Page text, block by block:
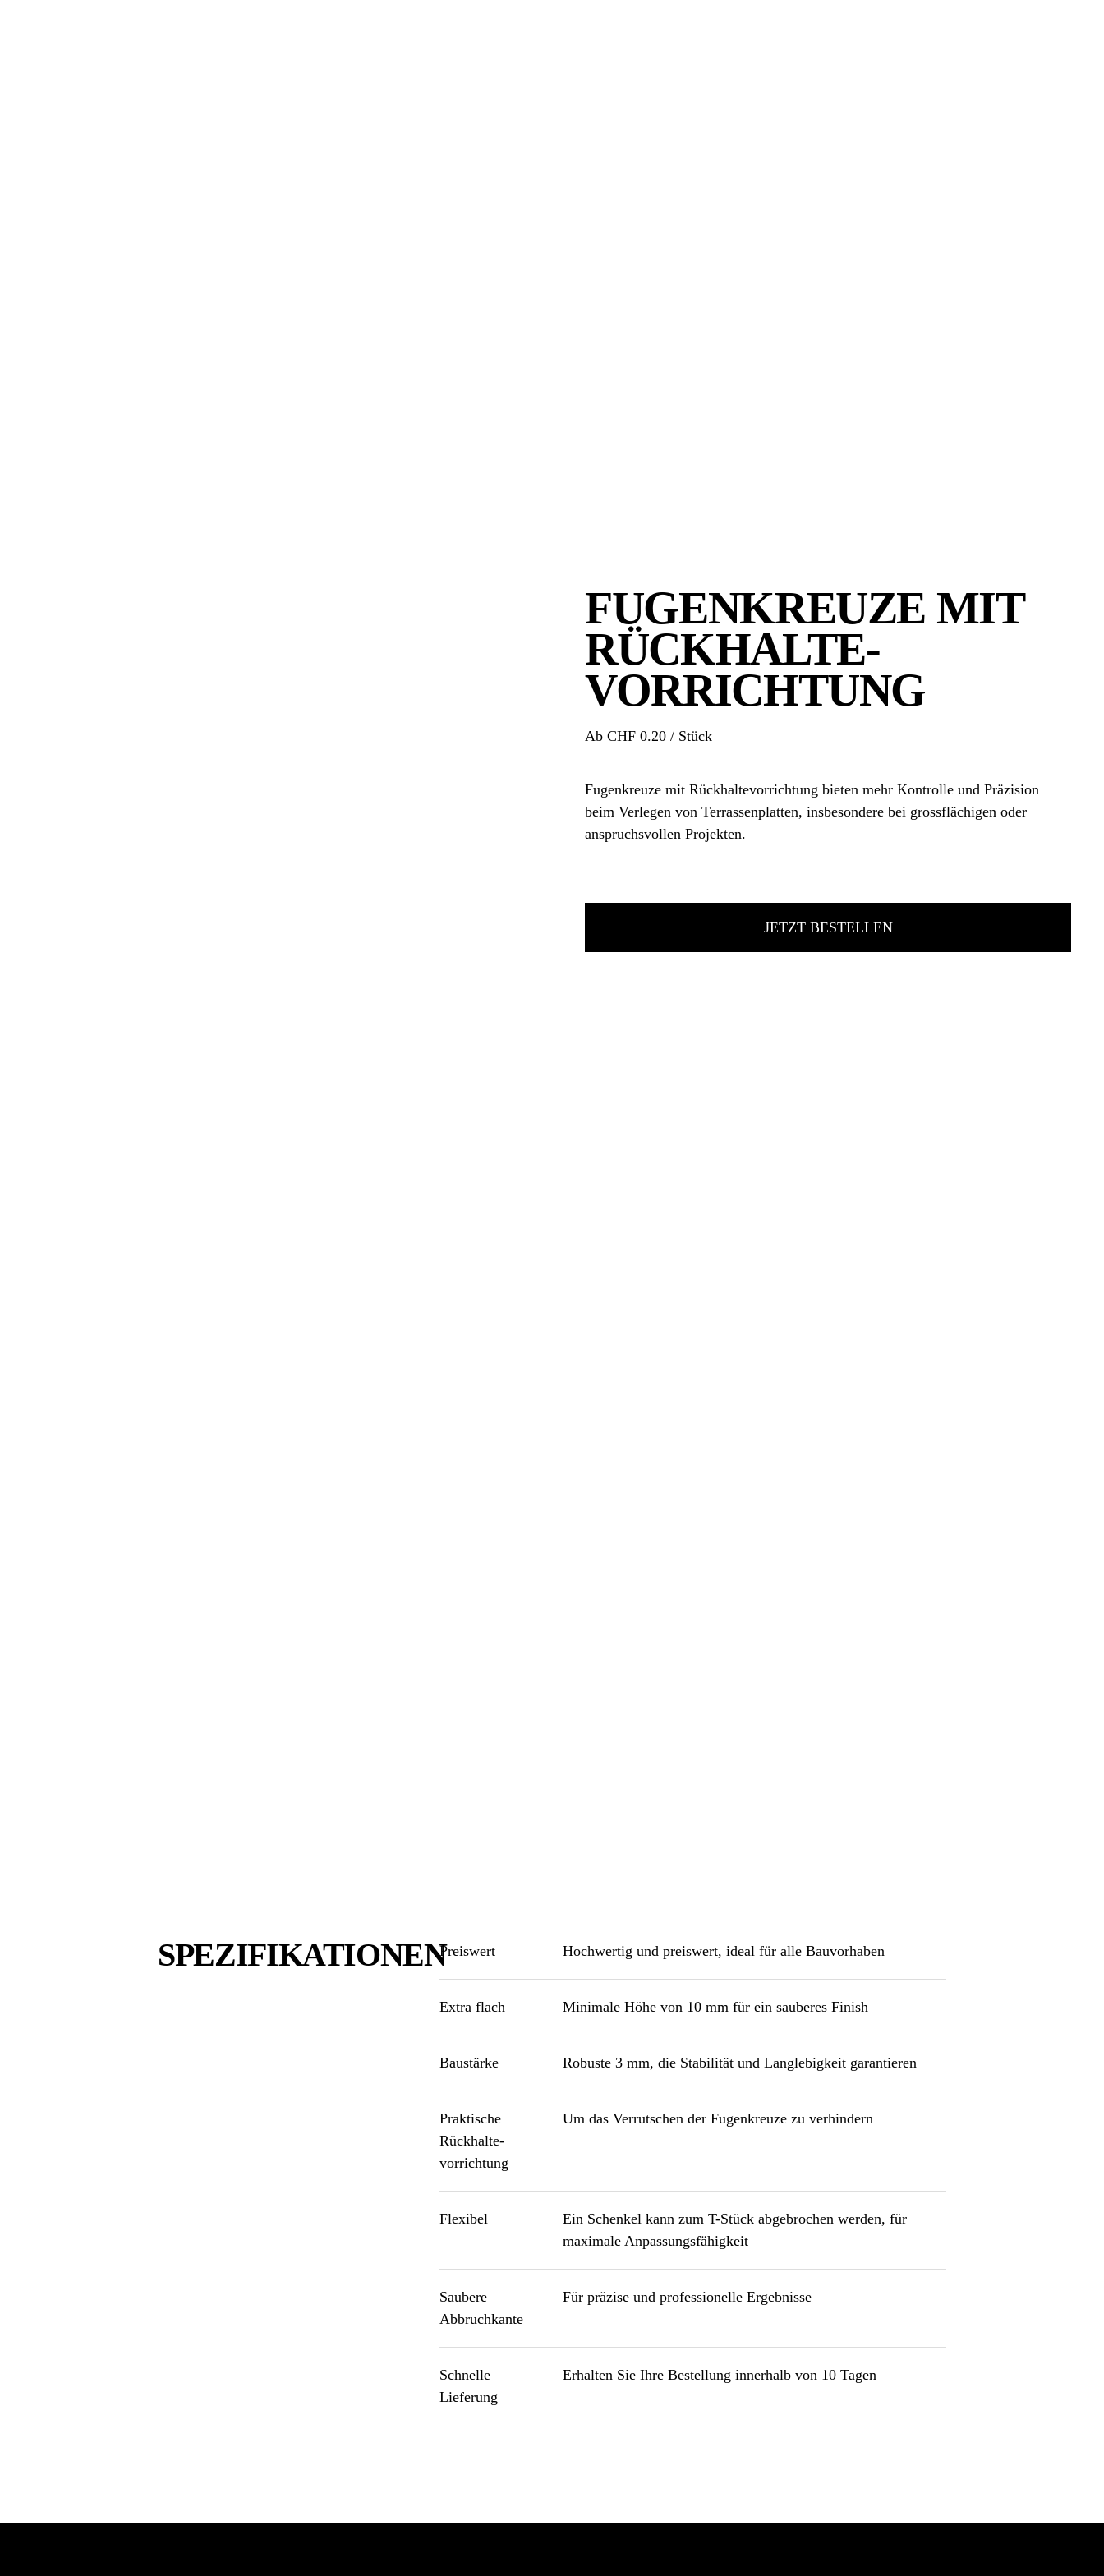
FUGENKREUZE MIT
RÜCKHALTE­
VORRICHTUNG
Ab CHF 0.20 / Stück
Fugenkreuze mit Rückhaltevorrichtung bieten mehr Kontrolle und Präzision
beim Verlegen von Terrassenplatten, insbesondere bei grossflächigen oder
anspruchsvollen Projekten.
JETZT BESTELLEN
SPEZIFIKATIONENPreiswert Hochwertig und preiswert, ideal für alle Bauvorhaben
Extra flach Minimale Höhe von 10 mm für ein sauberes Finish
Baustärke Robuste 3 mm, die Stabilität und Langlebigkeit garantieren
Praktische
Rückhalte­
vorrichtung
Um das Verrutschen der Fugenkreuze zu verhindern
Flexibel
Ein Schenkel kann zum T-Stück abgebrochen werden, für
maximale Anpassungsfähigkeit
Saubere
Abbruchkante
Für präzise und professionelle Ergebnisse
Schnelle
Lieferung
Erhalten Sie Ihre Bestellung innerhalb von 10 Tagen